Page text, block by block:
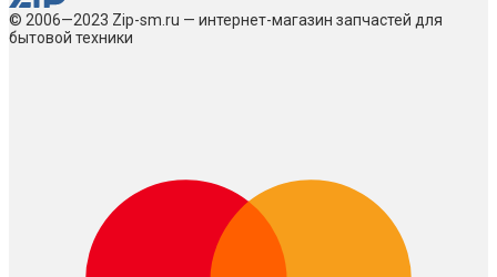
© 2006—2023 Zip-sm.ru — интернет-магазин запчастей для
бытовой техники